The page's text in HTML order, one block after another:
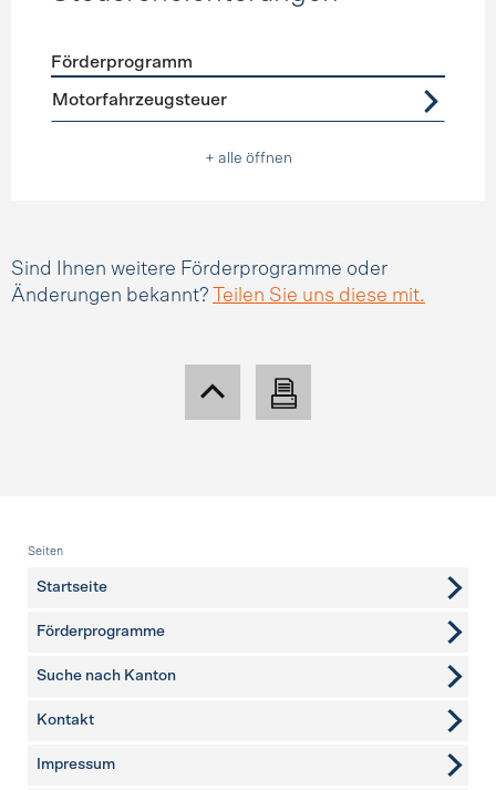
Förderprogramme
Förderprogramm
Motorfahrzeugsteuer
+ alle öffnen
Sind Ihnen weitere Förderprogramme oder
Änderungen bekannt?
Teilen Sie uns diese mit.
Fusszeile
Seiten
Startseite
Förderprogramme
Suche nach Kanton
weitere Seiten
Kontakt
Impressum